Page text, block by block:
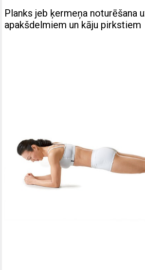
Planks jeb ķermeņa noturēšana
apakšdelmiem un kāju pirkstiem